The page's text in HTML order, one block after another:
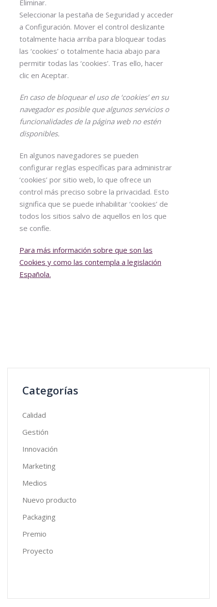
Eliminar.
Seleccionar la pestaña de Seguridad y acceder
a Configuración. Mover el control deslizante
totalmente hacia arriba para bloquear todas
las ‘cookies’ o totalmente hacia abajo para
permitir todas las ‘cookies’. Tras ello, hacer
clic en Aceptar.
En caso de bloquear el uso de ‘cookies’ en su
navegador es posible que algunos servicios o
funcionalidades de la página web no estén
disponibles.
En algunos navegadores se pueden
configurar reglas específicas para administrar
‘cookies’ por sitio web, lo que ofrece un
control más preciso sobre la privacidad. Esto
significa que se puede inhabilitar ‘cookies’ de
todos los sitios salvo de aquellos en los que
se confíe.
Para más información sobre que son las
Cookies y como las contempla a legislación
Española.
Categorías
Calidad
Gestión
Innovación
Marketing
Medios
Nuevo producto
Packaging
Premio
Proyecto